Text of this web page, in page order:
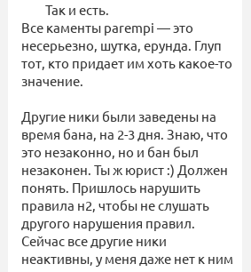
Так и есть.
Все каменты parempi — это
несерьезно, шутка, ерунда. Глуп
тот, кто придает им хоть какое-то
значение.
Другие ники были заведены на
время бана, на 2-3 дня. Знаю, что
это незаконно, но и бан был
незаконен. Ты ж юрист :) Должен
понять. Пришлось нарушить
правила н2, чтобы не слушать
другого нарушения правил.
Сейчас все другие ники
неактивны, у меня даже нет к ним